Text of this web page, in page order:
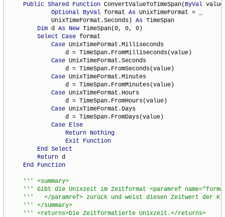
Public Shared Function ConvertValueToTimeSpan( ByVal
Optional ByVal format As UnixTimeFormat = _
            UnixTimeFormat.Seconds)
As TimeSpan
Dim d As New TimeSpan(0, 0, 0)
Select Case format
Case UnixTimeFormat.Milliseconds
                d = TimeSpan.FromMilliseconds(value)
Case UnixTimeFormat.Seconds
                d = TimeSpan.FromSeconds(value)
Case UnixTimeFormat.Minutes
                d = TimeSpan.FromMinutes(value)
Case UnixTimeFormat.Hours
                d = TimeSpan.FromHours(value)
Case UnixTimeFormat.Days
                d = TimeSpan.FromDays(value)
Case Else
Return Nothing
Exit
Function
End Select
Return d
End Function